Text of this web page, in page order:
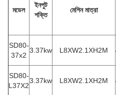
মডেল
ইনপুট
শক্তি
মেশিন মাত্রা
SD80-
37x2
3.37kw L8XW2.1XH2M
SD80-
L37X2
3.37kw L8XW2.1XH2M